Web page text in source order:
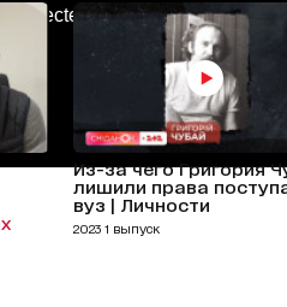
Из-за чего Григория
лишили права
вуз | Личности
2023 1 выпуск